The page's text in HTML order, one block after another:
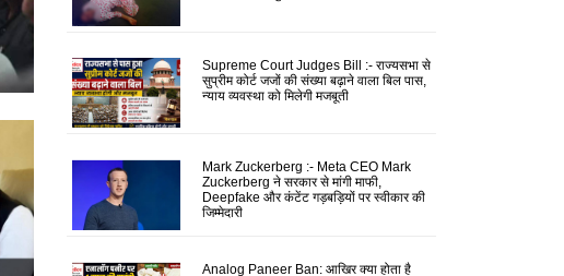
Supreme Court Judges Bill :- राज्यसभा से
सुप्रीम कोर्ट जजों की संख्या बढ़ाने वाला बिल पास,
न्याय व्यवस्था को मिलेगी मजबूती
Mark Zuckerberg :- Meta CEO Mark
Zuckerberg ने सरकार से मांगी माफी,
Deepfake और कंटेंट गड़बड़ियों पर स्वीकार की
जिम्मेदारी
Analog Paneer Ban: आखिर क्या होता है